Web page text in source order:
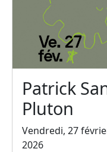
Patrick
Pluton
Vendredi, 27
2026